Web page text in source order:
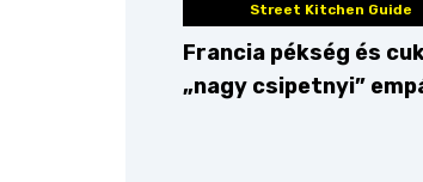
Street Kitchen Guide
Francia pékség és
„nagy csipetnyi”